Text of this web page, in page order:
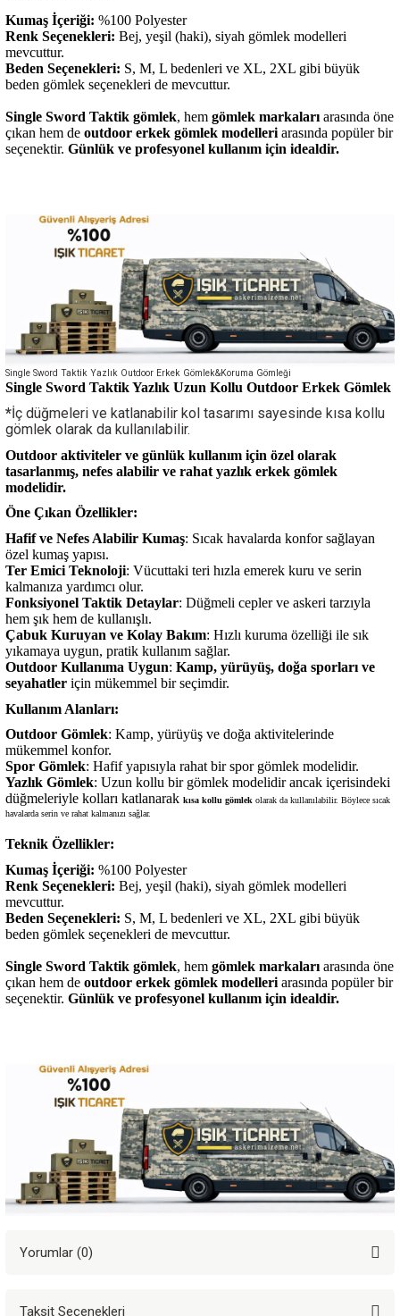
Kumaş İçeriği: %100 Polyester
Renk Seçenekleri: Bej, yeşil (haki), siyah gömlek modelleri
mevcuttur.
Beden Seçenekleri: S, M, L bedenleri ve XL, 2XL gibi büyük
beden gömlek seçenekleri de mevcuttur.
Single Sword Taktik gömlek, hem gömlek markaları arasında öne
çıkan hem de outdoor erkek gömlek modelleri arasında popüler bir
seçenektir. Günlük ve profesyonel kullanım için idealdir.
Single Sword Taktik Yazlık Outdoor Erkek Gömlek&Koruma Gömleği
Single Sword Taktik Yazlık Uzun Kollu Outdoor Erkek Gömlek
*İç düğmeleri ve katlanabilir kol tasarımı sayesinde kısa kollu
gömlek olarak da kullanılabilir.
Outdoor aktiviteler ve günlük kullanım için özel olarak
tasarlanmış, nefes alabilir ve rahat yazlık erkek gömlek
modelidir.
Öne Çıkan Özellikler:
Hafif ve Nefes Alabilir Kumaş: Sıcak havalarda konfor sağlayan
özel kumaş yapısı.
Ter Emici Teknoloji: Vücuttaki teri hızla emerek kuru ve serin
kalmanıza yardımcı olur.
Fonksiyonel Taktik Detaylar: Düğmeli cepler ve askeri tarzıyla
hem şık hem de kullanışlı.
Çabuk Kuruyan ve Kolay Bakım: Hızlı kuruma özelliği ile sık
yıkamaya uygun, pratik kullanım sağlar.
Outdoor Kullanıma Uygun: Kamp, yürüyüş, doğa sporları ve
seyahatler için mükemmel bir seçimdir.
Kullanım Alanları:
Outdoor Gömlek: Kamp, yürüyüş ve doğa aktivitelerinde
mükemmel konfor.
Spor Gömlek: Hafif yapısıyla rahat bir spor gömlek modelidir.
Yazlık Gömlek: Uzun kollu bir gömlek modelidir ancak içerisindeki
düğmeleriyle kolları katlanarak kısa kollu gömlek olarak da kullanılabilir. Böylece sıcak
havalarda serin ve rahat kalmanızı sağlar.
Teknik Özellikler:
Kumaş İçeriği: %100 Polyester
Renk Seçenekleri: Bej, yeşil (haki), siyah gömlek modelleri
mevcuttur.
Beden Seçenekleri: S, M, L bedenleri ve XL, 2XL gibi büyük
beden gömlek seçenekleri de mevcuttur.
Single Sword Taktik gömlek, hem gömlek markaları arasında öne
çıkan hem de outdoor erkek gömlek modelleri arasında popüler bir
seçenektir. Günlük ve profesyonel kullanım için idealdir.
Yorumlar (0)
Taksit Seçenekleri